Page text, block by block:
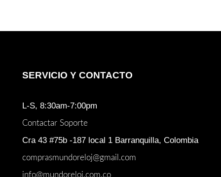
SERVICIO Y CONTACTO
L-S, 8:30am-7:00pm
Contactar Soporte
Cra 43 #75b -187 local 1 Barranquilla, Colombia
comprasmundoreloj@gmail.com
info@mundoreloj.com.co